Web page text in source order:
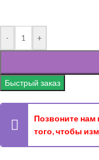
- +
Быстрый заказ
Позвоните нам
того, чтобы